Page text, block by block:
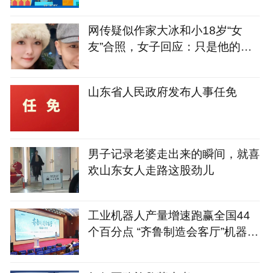
网传疑似作家大冰和小18岁“女
友”合照，女子回应：只是他的粉
山东省人民政府发布人事任免
男子记录老婆走出来的瞬间，就喜
欢山东女人走路这股劲儿
工业机器人产量增速跑赢全国44
个百分点 “齐鲁制造会客厅”机器人